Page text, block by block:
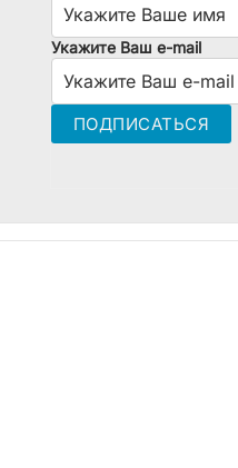
Укажите Ваш e-mail